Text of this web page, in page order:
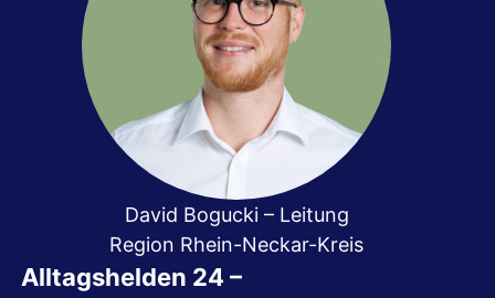
David Bogucki – Leitung
Region Rhein-Neckar-Kreis
Alltagshelden 24 –